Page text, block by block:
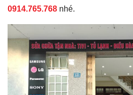
0914.765.768 nhé.